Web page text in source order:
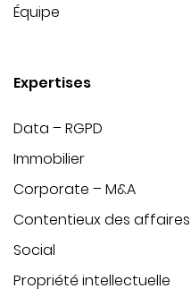
Équipe
Expertises
Data – RGPD
Immobilier
Corporate – M&A
Contentieux des affaires
Social
Propriété intellectuelle